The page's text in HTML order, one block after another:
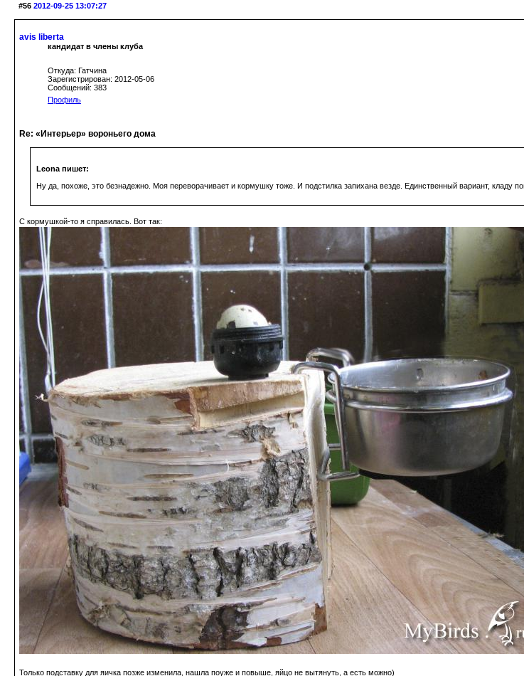
#56 2012-09-25 13:07:27
avis libertа
кандидат в члены клуба
Откуда: Гатчина
Зарегистрирован: 2012-05-06
Сообщений: 383
Профиль
Re: «Интерьер» вороньего дома
Leona пишет:
Ну да, похоже, это безнадежно. Моя переворачивает и кормушку тоже. И подстилка запихана везде. Единственный вариант, кладу
С кормушкой-то я справилась. Вот так:
Только подставку для яичка позже изменила, нашла поуже и повыше, яйцо не вытянуть, а есть можно)